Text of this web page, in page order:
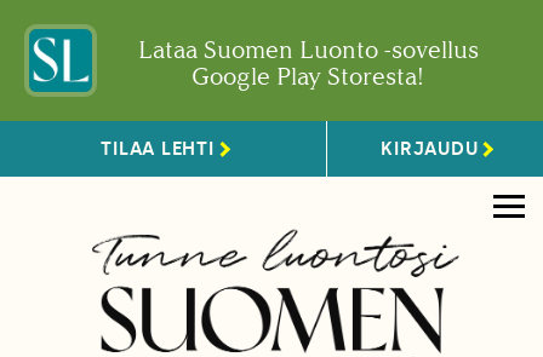
Lataa Suomen Luonto -sovellus
Google Play Storesta!
TILAA LEHTI KIRJAUDU